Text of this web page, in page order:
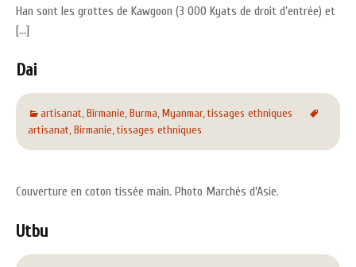
Han sont les grottes de Kawgoon (3 000 Kyats de droit d’entrée) et
[…]
Dai
artisanat,Birmanie,Burma,Myanmar,tissages ethniques
artisanat,Birmanie,tissages ethniques
Couverture en coton tissée main. Photo Marchés d'Asie.
Utbu